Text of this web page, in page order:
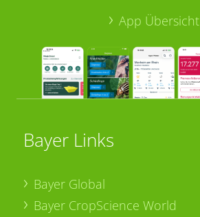
App Übersicht
Bayer Links
Bayer Global
Bayer CropScience World